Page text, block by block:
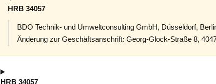
HRB 34057
BDO Technik- und Umweltconsulting GmbH, Düsseldorf,
Änderung zur Geschäftsanschrift: Georg-Glock-Straße 8,
HRB 34057